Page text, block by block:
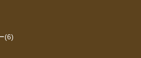
(6)